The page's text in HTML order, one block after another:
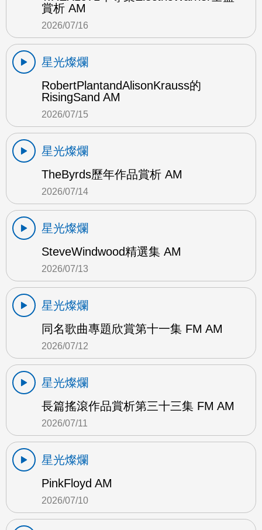
賞析 AM
2026/07/16
星光燦爛
RobertPlantandAlisonKrauss的
RisingSand AM
2026/07/15
星光燦爛
TheByrds歷年作品賞析 AM
2026/07/14
星光燦爛
SteveWindwood精選集 AM
2026/07/13
星光燦爛
同名歌曲專題欣賞第十一集 FM AM
2026/07/12
星光燦爛
長篇搖滾作品賞析第三十三集 FM AM
2026/07/11
星光燦爛
PinkFloyd AM
2026/07/10